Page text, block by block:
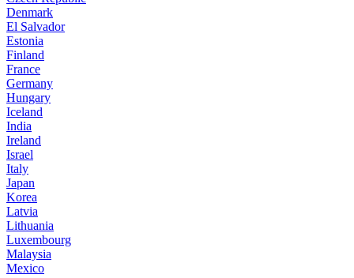
Denmark
El Salvador
Estonia
Finland
France
Germany
Hungary
Iceland
India
Ireland
Israel
Italy
Japan
Korea
Latvia
Lithuania
Luxembourg
Malaysia
Mexico